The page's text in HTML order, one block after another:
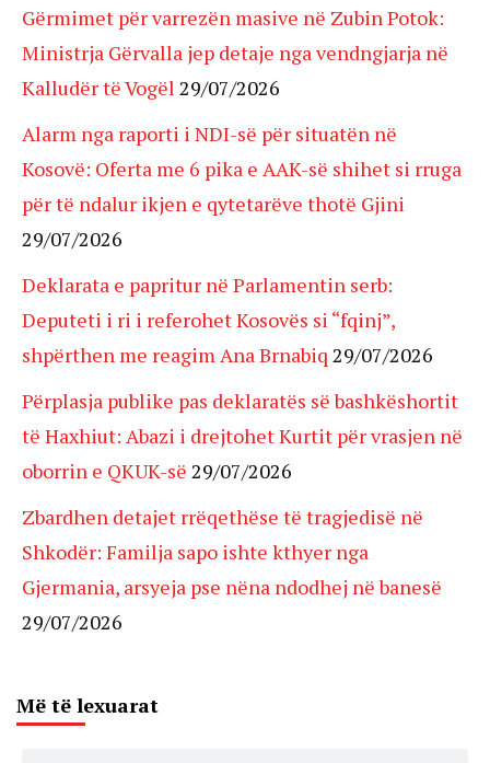
Gërmimet për varrezën masive në Zubin Potok:
Ministrja Gërvalla jep detaje nga vendngjarja në
Kalludër të Vogël 29/07/2026
Alarm nga raporti i NDI-së për situatën në
Kosovë: Oferta me 6 pika e AAK-së shihet si rruga
për të ndalur ikjen e qytetarëve thotë Gjini
29/07/2026
Deklarata e papritur në Parlamentin serb:
Deputeti i ri i referohet Kosovës si “fqinj”,
shpërthen me reagim Ana Brnabiq 29/07/2026
Përplasja publike pas deklaratës së bashkëshortit
të Haxhiut: Abazi i drejtohet Kurtit për vrasjen në
oborrin e QKUK-së 29/07/2026
Zbardhen detajet rrëqethëse të tragjedisë në
Shkodër: Familja sapo ishte kthyer nga
Gjermania, arsyeja pse nëna ndodhej në banesë
29/07/2026
Më të lexuarat